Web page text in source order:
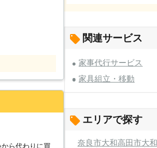
忙しいあなた
す。 こんな時
』 『近くにス
屋
減できますよう
一同、心から
ら代わりに買
関連サービス
家事代行サービス
家具組立・移動
エリアで探す
奈良市大和高田市大